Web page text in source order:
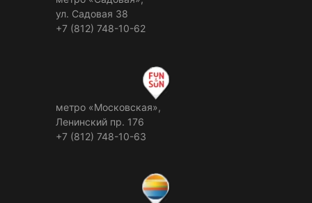
ул. Садовая 38
+7 (812) 748-10-62
метро «Московская»,
Ленинский пр. 176
+7 (812) 748-10-63